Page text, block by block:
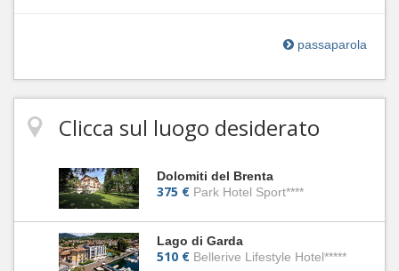
passaparola
Clicca sul luogo desiderato
Dolomiti del Brenta
375 € Park Hotel Sport****
Lago di Garda
510 € Bellerive Lifestyle Hotel*****